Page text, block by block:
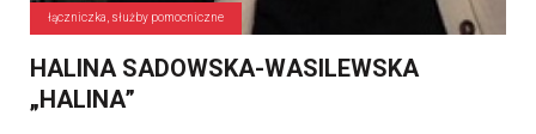
łączniczka, służby pomocniczne
HALINA SADOWSKA-WASILEWSKA
„HALINA”